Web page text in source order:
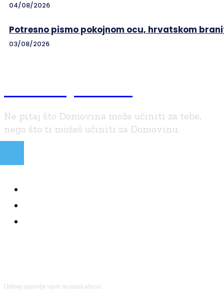
04/08/2026
Potresno pismo pokojnom ocu, hrvatskom
03/08/2026
Ne pitaj što Domovina može učiniti za tebe,
nego što ti možeš učiniti za Domovinu
Dobivaj najnovije vijest na email adresu.